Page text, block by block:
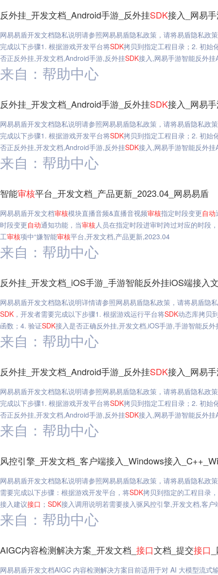
反外挂_开发文档_Android手游_反外挂SDK接入_网易手
网易易盾开发文档隐私说明请参照网易易盾隐私政策，请将易盾隐私政
完成以下步骤1. 根据游戏开发平台将SDK拷贝到指定工程目录；2. 初始
否正反外挂,开发文档,Android手游,反外挂SDK接入,网易手游智能反外
来自：帮助中心
反外挂_开发文档_Android手游_反外挂SDK接入_网易手
网易易盾开发文档隐私说明请参照网易易盾隐私政策，请将易盾隐私政
完成以下步骤1. 根据游戏开发平台将SDK拷贝到指定工程目录；2. 初始
否正反外挂,开发文档,Android手游,反外挂SDK接入,网易手游智能反外
来自：帮助中心
智能审核平台_开发文档_产品更新_2023.04_网易易盾
网易易盾开发文档审核模块直播音频&直播音视频审核指定时段变更自动
时段变更自动通知功能，当审核人员在指定时段进审时跨过对应的时段
工审核项中“嫌智能审核平台,开发文档,产品更新,2023.04
来自：帮助中心
反外挂_开发文档_iOS手游_手游智能反外挂iOS端接入
网易易盾开发文档隐私说明详情请参照网易易盾隐私政策，请将易盾隐
SDK ，开发者需要完成以下步骤1. 根据游戏运行平台将SDK动态库拷贝
函数；4. 验证SDK接入是否正确反外挂,开发文档,iOS手游,手游智能反
来自：帮助中心
反外挂_开发文档_Android手游_反外挂SDK接入_网易手
网易易盾开发文档隐私说明请参照网易易盾隐私政策，请将易盾隐私政
完成以下步骤1. 根据游戏开发平台将SDK拷贝到指定工程目录；2. 初始
否正反外挂,开发文档,Android手游,反外挂SDK接入,网易手游智能反外
来自：帮助中心
风控引擎_开发文档_客户端接入_Windows接入
网易易盾开发文档隐私说明请参照网易易盾隐私政策，请将易盾隐私政
需要完成以下步骤：根据游戏开发平台，将SDK拷贝到指定的工程目录
接入建议接口 ； SDK接入调用说明若需要接入驱风控引擎,开发文档,客
来自：帮助中心
AIGC内容检测解决方案_开发文档_ 接口文档_提交接口
网易易盾开发文档AIGC 内容检测解决方案目前适用于对 AI 大模型流式